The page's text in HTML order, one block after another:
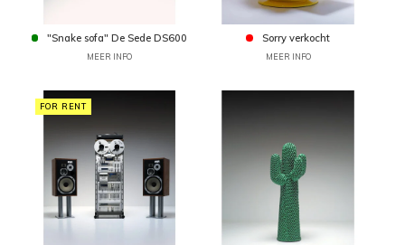
"Snake sofa" De Sede DS600
MEER INFO
Sorry verkocht
MEER INFO
FOR RENT